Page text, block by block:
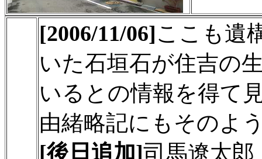
[2006/11/06]ここも遺
いた石垣石が住吉の
いるとの情報を得て
由緒略記にもそのよ
[後日追加]司馬遼太